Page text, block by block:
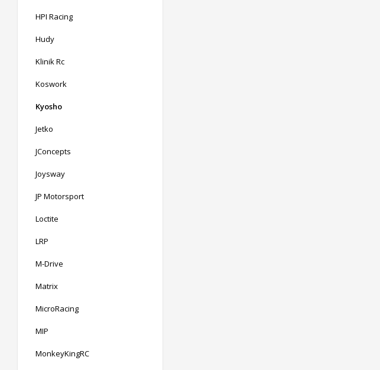
HPI Racing
Hudy
Klinik Rc
Koswork
Kyosho
Jetko
JConcepts
Joysway
JP Motorsport
Loctite
LRP
M-Drive
Matrix
MicroRacing
MIP
MonkeyKingRC